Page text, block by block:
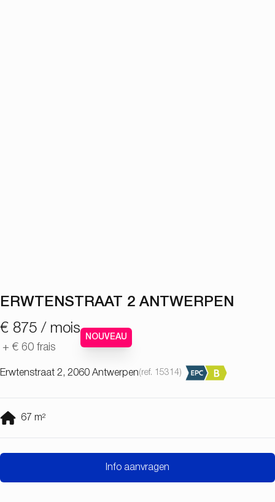
ERWTENSTRAAT 2 ANTWERPEN
€ 875 / mois
+ € 60 frais
NOUVEAU
Erwtenstraat 2, 2060 Antwerpen(ref. 15314)
67 m²
Info aanvragen